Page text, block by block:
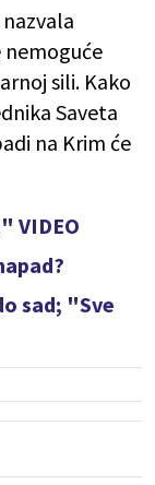
sili. Kako
Saveta
na Krim će
VIDEO
sad; "Sve